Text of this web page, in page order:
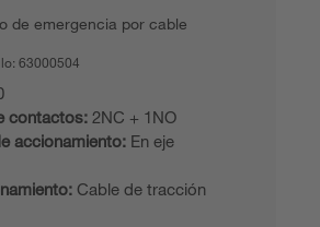
de emergencia por cable
63000504
contactos: 2NC + 1NO
accionamiento: En eje
Cable de tracción